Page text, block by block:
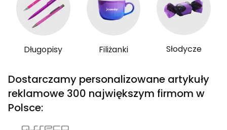
Długopisy Filiżanki Słodycze
Dostarczamy personalizowane artykuły
reklamowe 300 największym firmom w
Polsce: